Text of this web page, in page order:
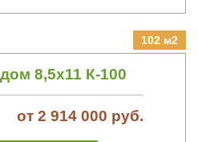
102 м2
8,5х11 К-100
от 2 914 000 руб.